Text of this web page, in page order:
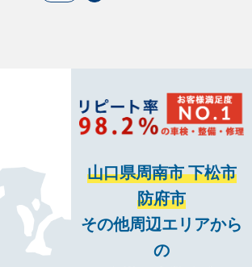
山口県周南市 下松市
防府市
その他周辺エリアから
の